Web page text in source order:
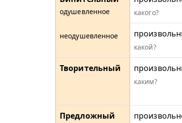
одушевленное
неодушевленное
какого?
какой?
Творительный
каким?
Предложный